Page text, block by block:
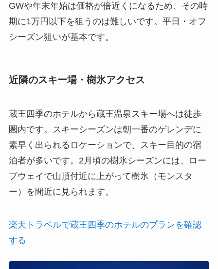
GWや年末年始は価格が倍近くになるため、その時
期に1万円以下を狙うのは難しいです。平日・オフ
シーズン狙いが基本です。
近隣のスキー場・樹氷アクセス
蔵王四季のホテルから蔵王温泉スキー場へは徒歩
圏内です。スキーシーズンは朝一番のゲレンデに
素早く出られるロケーションで、スキー目的の宿
泊者が多いです。2月頃の樹氷シーズンには、ロー
プウェイで山頂付近に上がって樹氷（モンスタ
ー）を間近に見られます。
楽天トラベルで蔵王四季のホテルのプランを確認
する